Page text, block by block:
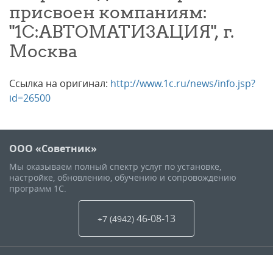
присвоен компаниям:
"1С:АВТОМАТИЗАЦИЯ", г.
Москва
Ссылка на оригинал: http://www.1c.ru/news/info.jsp?
id=26500
ООО «Советник»
Мы оказываем полный спектр услуг по установке,
настройке, обновлению, обучению и сопровождению
программ 1С.
+7 (4942) 46-08-13